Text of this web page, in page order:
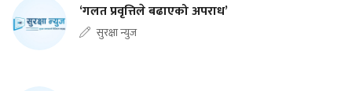
‘गलत प्रवृत्तिले बढाएको अपराध’
सुरक्षा न्युज